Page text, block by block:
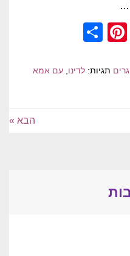
WhatsApp
Pinterest
תגיות:לדינו ,עם אמא
הבא »